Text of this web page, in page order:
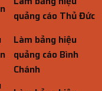
quảng cáo Thủ Đức
Làm bảng hiệu
quảng cáo Bình
Chánh